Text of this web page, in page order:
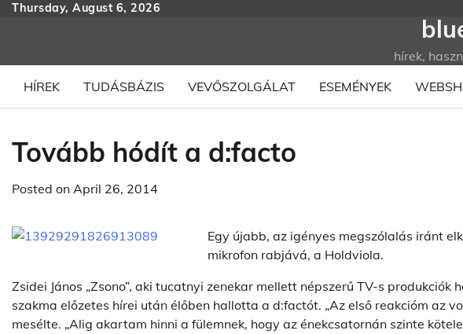
SkipThursday, August 6, 2026
hírek,
HÍREK
TUDÁSBÁZIS VEVŐSZOLGÁLAT ESEMÉNYEK
Tovább hódít a d:facto
Posted on April 26, 2014
Egy újabb, az igényes megszólalás iránt
mikrofon rabjává, a Holdviola.
Zsidei János „Zsono”, aki tucatnyi zenekar mellett népszerű TV-s
szakma előzetes hírei után élőben hallotta a d:factót. „Az első reakcióm az
mesélte. „Alig akartam hinni a fülemnek, hogy az énekcsatornán szinte